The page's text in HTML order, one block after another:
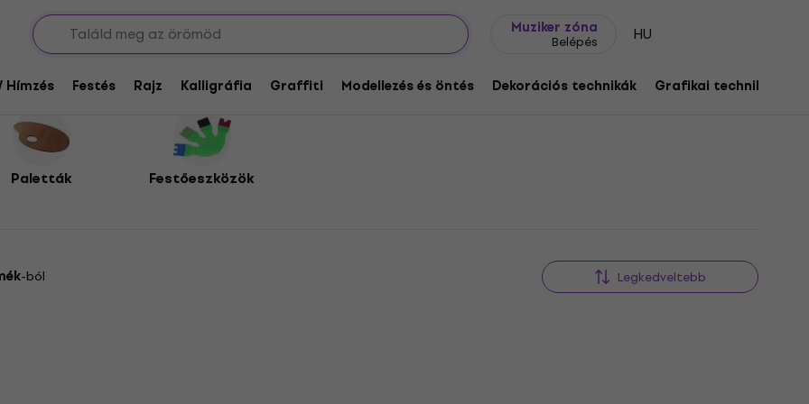
Muziker zóna
Belépés HU
Hímzés Festés Rajz Kalligráfia Graffiti Modellezés és öntés Dekorációs technikák Grafikai technikák
Paletták Festőeszközök
-ból Legkedveltebb